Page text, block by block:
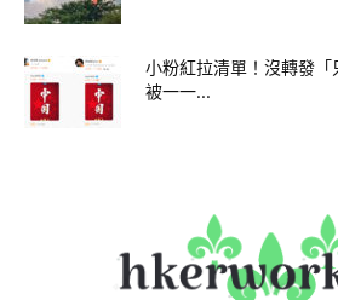
▼再來欣賞更多Alessandra拍攝
小粉紅拉清單！沒轉發
被一一...